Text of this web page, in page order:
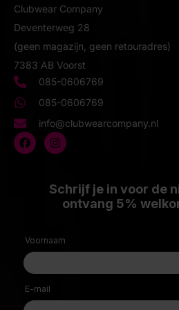
Clubwear Company
Deventerweg 28
(geen magazijn, geen retouradres)
7383 AB Voorst
085-0606769
085-0606769
info@clubwearcompany.nl